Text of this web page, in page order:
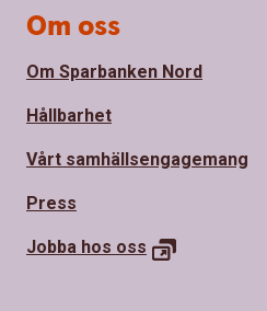
Om oss
Om Sparbanken Nord
Hållbarhet
Vårt samhällsengagemang
Press
Jobba hos oss